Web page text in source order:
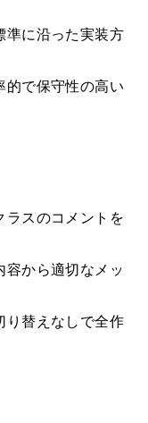
準に沿った実装方
的で保守性の高い
ラスのコメントを
容から適切なメッ
り替えなしで全作